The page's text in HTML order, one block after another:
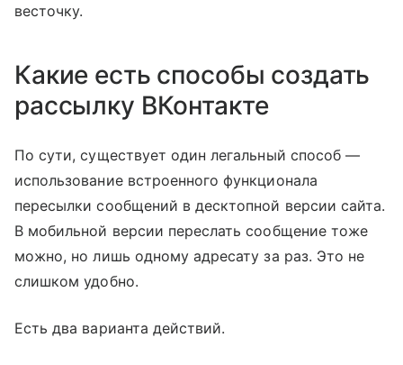
весточку.
Какие есть способы создать
рассылку ВКонтакте
По сути, существует один легальный способ —
использование встроенного функционала
пересылки сообщений в десктопной версии сайта.
В мобильной версии переслать сообщение тоже
можно, но лишь одному адресату за раз. Это не
слишком удобно.
Есть два варианта действий.